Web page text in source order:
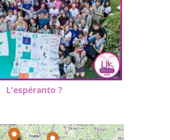
L'espéranto ?